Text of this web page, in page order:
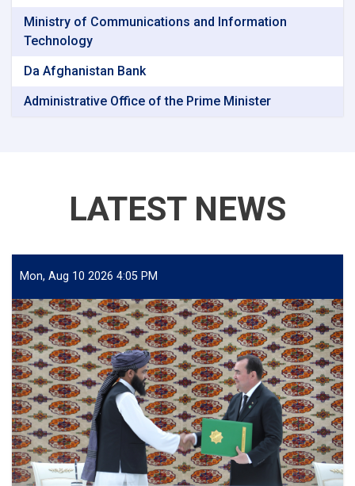
Ministry of Communications and Information
Technology
Da Afghanistan Bank
Administrative Office of the Prime Minister
LATEST NEWS
Mon, Aug 10 2026 4:05 PM